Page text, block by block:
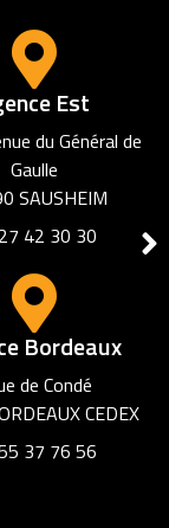
Est
du Général de
Gaulle
SAUSHEIM
42 30 30
Bordeaux
de Condé
CEDEX
37 76 56